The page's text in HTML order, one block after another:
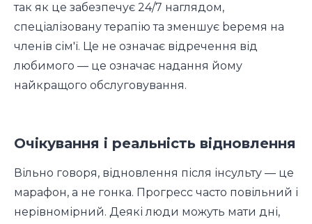
так як це забезпечує 24/7 наглядом,
спеціалізовану терапію та зменшує beремя на
членів сім'ї. Це не означає відречення від
любимого — це означає надання йому
найкращого обслуговування.
Очікування і реальність відновлення
Вільно говоря, відновлення після інсульту — це
марафон, а не гонка. Прогресс часто повільний і
нерівномірний. Деякі люди можуть мати дні,